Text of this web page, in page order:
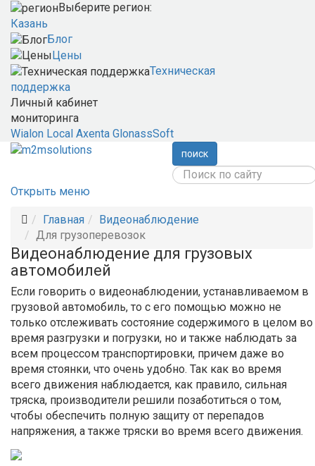
Выберите регион:
Казань
Блог
Цены
Техническая
поддержка
Личный кабинет
мониторинга
Wialon Local Axenta GlonassSoft
поиск
Открыть меню
Главная
Видеонаблюдение
Для грузоперевозок
Видеонаблюдение для грузовых
автомобилей
Если говорить о видеонаблюдении, устанавливаемом в
грузовой автомобиль, то с его помощью можно не
только отслеживать состояние содержимого в целом во
время разгрузки и погрузки, но и также наблюдать за
всем процессом транспортировки, причем даже во
время стоянки, что очень удобно. Так как во время
всего движения наблюдается, как правило, сильная
тряска, производители решили позаботиться о том,
чтобы обеспечить полную защиту от перепадов
напряжения, а также тряски во время всего движения.